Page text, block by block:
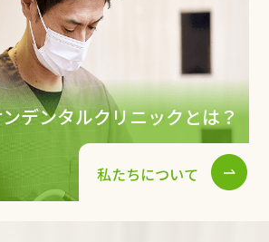
デンタルクリニックとは？
私たちについて